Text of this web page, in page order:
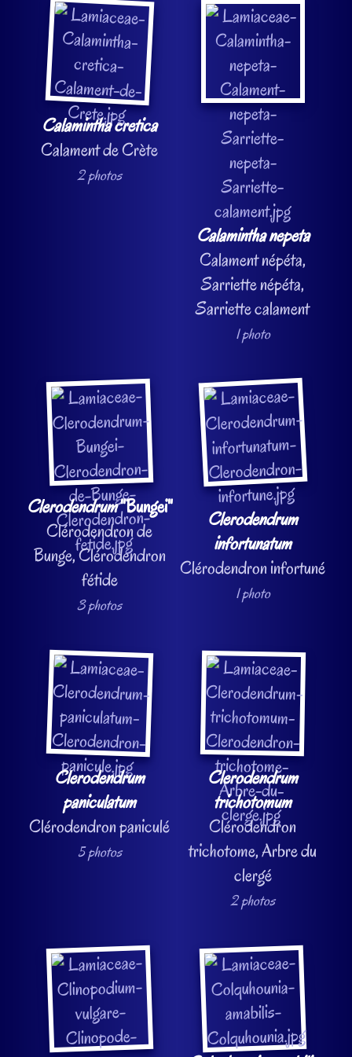
Calamintha cretica
Calament de Crète
2 photos
Calamintha nepeta
Calament népéta,
Sarriette népéta,
Sarriette calament
1 photo
Clerodendrum"Bungei"
Clérodendron de
Bunge, Clérodendron
fétide
3 photos
Clerodendrum
infortunatum
Clérodendron infortuné
1 photo
Clerodendrum
paniculatum
Clérodendron paniculé
5 photos
Clerodendrum
trichotomum
Clérodendron
trichotome, Arbre du
clergé
2 photos